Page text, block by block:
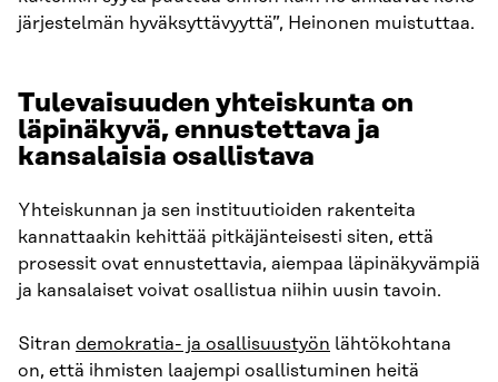
järjestelmän hyväksyttävyyttä”, Heinonen muistuttaa.
Tulevaisuuden yhteiskunta on
läpinäkyvä, ennustettava ja
kansalaisia osallistava
Yhteiskunnan ja sen instituutioiden rakenteita
kannattaakin kehittää pitkäjänteisesti siten, että
prosessit ovat ennustettavia, aiempaa läpinäkyvämpiä
ja kansalaiset voivat osallistua niihin uusin tavoin.
Sitran demokratia- ja osallisuustyön lähtökohtana
on, että ihmisten laajempi osallistuminen heitä